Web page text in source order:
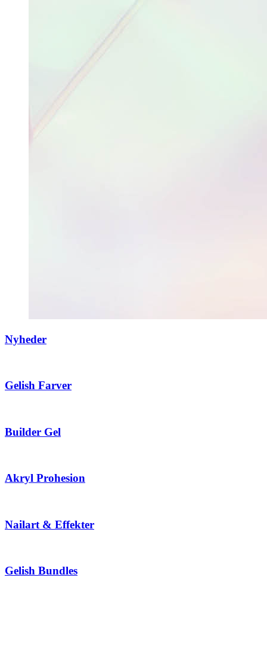
Nyheder
Gelish Farver
Builder Gel
Akryl Prohesion
Nailart & Effekter
Gelish Bundles